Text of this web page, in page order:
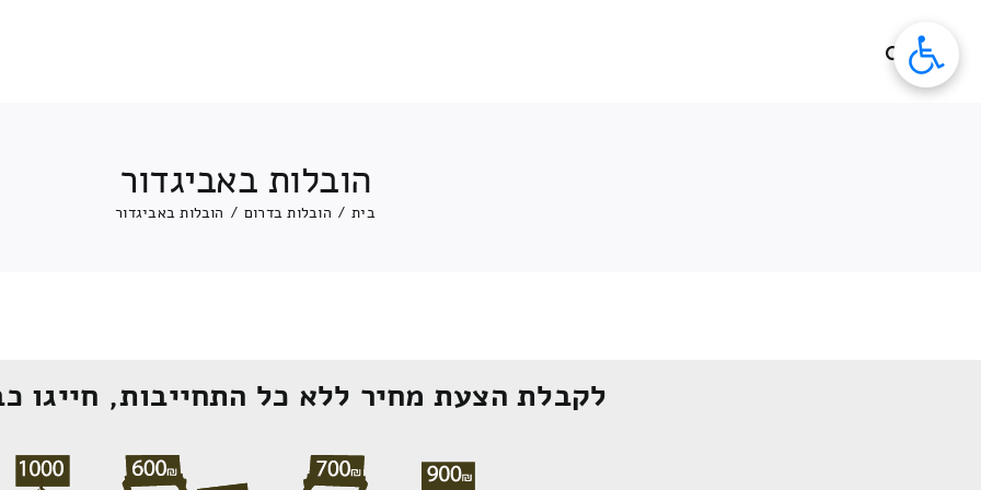
הובלות באביגדור
בית / הובלות בדרום / הובלות באביגדור
לקבלת הצעת מחיר ללא כל התחייבות, חייגו